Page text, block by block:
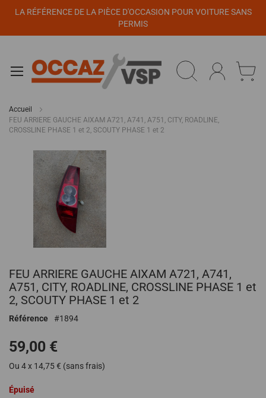
LA RÉFÉRENCE DE LA PIÈCE D'OCCASION POUR VOITURE SANS
PERMIS
Accueil
FEU ARRIERE GAUCHE AIXAM A721, A741, A751, CITY, ROADLINE,
CROSSLINE PHASE 1 et 2, SCOUTY PHASE 1 et 2
d’images
au
début
de
Galerie
FEU ARRIERE GAUCHE AIXAM A721, A741,
A751, CITY, ROADLINE, CROSSLINE PHASE 1 et
2, SCOUTY PHASE 1 et 2
Référence 1894
59,00 €
Ou 4 x 14,75 € (sans frais)
Épuisé
Panneau de gestion des cookies